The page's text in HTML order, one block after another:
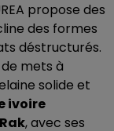
propose des
des formes
déstructurés.
mets à
solide et
ivoire
, avec ses